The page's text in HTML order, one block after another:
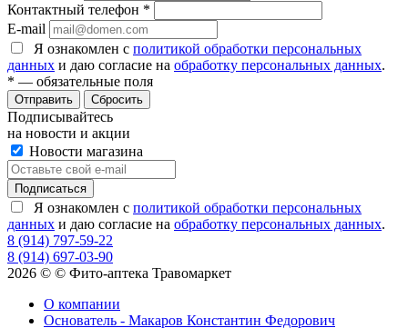
Контактный телефон *
E-mail
Я ознакомлен с политикой обработки персональных
данных и даю согласие на обработку персональных данных.
* — обязательные поля
Сбросить
Подписывайтесь
на новости и акции
Новости магазина
Я ознакомлен с политикой обработки персональных
данных и даю согласие на обработку персональных данных.
8 (914) 797-59-22
8 (914) 697-03-90
2026 © © Фито-аптека Травомаркет
О компании
Основатель - Макаров Константин Федорович